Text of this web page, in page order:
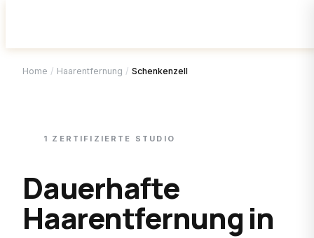
Home / Haarentfernung / Schenkenzell
1 ZERTIFIZIERTE STUDIO
Dauerhafte
Haarentfernung in